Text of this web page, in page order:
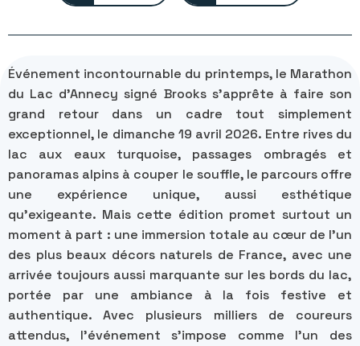
Événement incontournable du printemps, le Marathon
du Lac d’Annecy signé Brooks s’apprête à faire son
grand retour dans un cadre tout simplement
exceptionnel, le dimanche 19 avril 2026. Entre rives du
lac aux eaux turquoise, passages ombragés et
panoramas alpins à couper le souffle, le parcours offre
une expérience unique, aussi esthétique
qu’exigeante. Mais cette édition promet surtout un
moment à part : une immersion totale au cœur de l’un
des plus beaux décors naturels de France, avec une
arrivée toujours aussi marquante sur les bords du lac,
portée par une ambiance à la fois festive et
authentique. Avec plusieurs milliers de coureurs
attendus, l’événement s’impose comme l’un des